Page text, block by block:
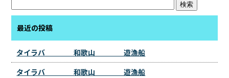
最近の投稿
タイラバ 和歌山 遊漁船
タイラバ 和歌山 遊漁船